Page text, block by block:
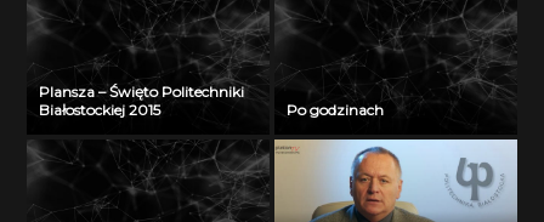
Plansza – Święto Politechniki
Białostockiej 2015
Po godzinach